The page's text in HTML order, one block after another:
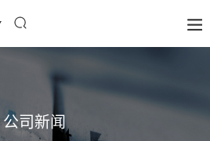
公司新闻